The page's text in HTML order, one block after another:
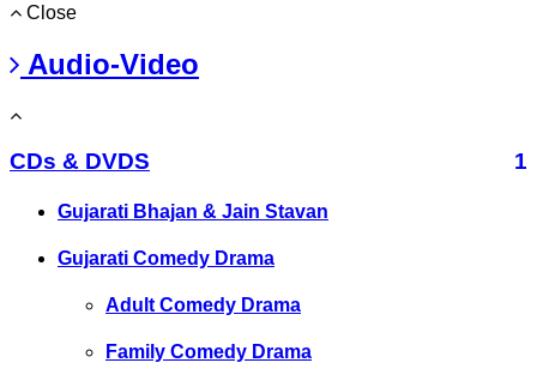
Close
Audio-Video
CDs & DVDS 1
Gujarati Bhajan & Jain Stavan
Gujarati Comedy Drama
Adult Comedy Drama
Family Comedy Drama